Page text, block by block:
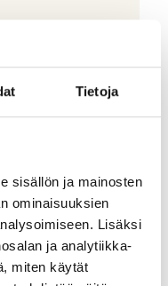
Tietoja
sisällön ja mainosten
ominaisuuksien
Lisäksi
ja analytiikka-
miten käytät